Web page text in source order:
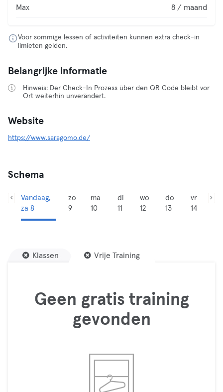
Max 8 / maand
Voor sommige lessen of activiteiten kunnen extra check-in
limieten gelden.
Belangrijke informatie
Hinweis: Der Check-In Prozess über den QR Code bleibt vor
Ort weiterhin unverändert.
Website
https://www.saragomo.de/
Schema
Vandaag,
za 8
zo
9
ma
10
di
11
wo
12
do
13
vr
14
Klassen Vrije Training
Geen gratis training
gevonden